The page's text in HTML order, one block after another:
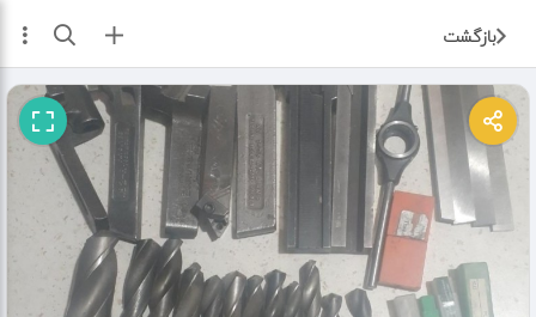
بازگشت ثبت آگهی